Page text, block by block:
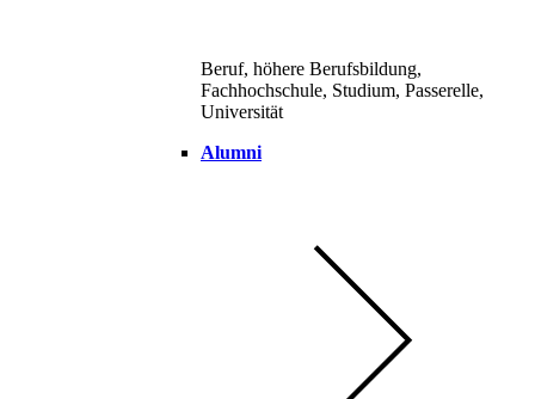
Beruf, höhere Berufsbildung,
Fachhochschule, Studium, Passerelle,
Universität
Alumni